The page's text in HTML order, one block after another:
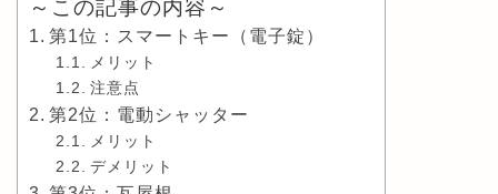
～この記事の内容～
第1位：スマートキー（電子錠）
メリット
注意点
第2位：電動シャッター
メリット
デメリット